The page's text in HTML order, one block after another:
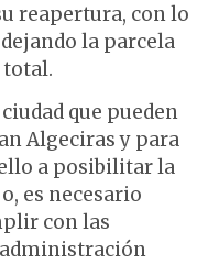
reapertura, con lo
la parcela
total.
que pueden
Algeciras y para
a posibilitar la
es necesario
con las